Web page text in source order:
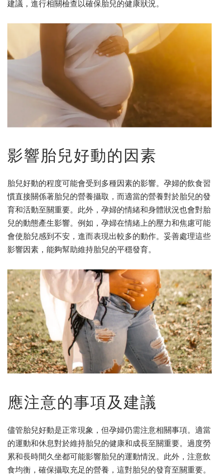
建議，進行相關檢查以確保胎兒的健康狀況。
影響胎兒好動的因素
胎兒好動的程度可能會受到多種因素的影響。孕婦的飲食習
慣直接關係著胎兒的營養攝取，而適當的營養對於胎兒的發
育和活動至關重要。此外，孕婦的情緒和身體狀況也會對胎
兒的動態產生影響。例如，孕婦在情緒上的壓力和焦慮可能
會使胎兒感到不安，進而表現出較多的動作。妥善處理這些
影響因素，能夠幫助維持胎兒的平穩發育。
應注意的事項及建議
儘管胎兒好動是正常現象，但孕婦仍需注意相關事項。適當
的運動和休息對於維持胎兒的健康和成長至關重要。過度勞
累和長時間久坐都可能影響胎兒的運動情況。此外，注意飲
食均衡，確保攝取充足的營養，這對胎兒的發育至關重要。